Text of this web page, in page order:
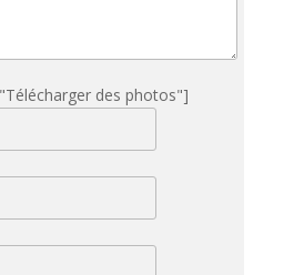
des photos"]